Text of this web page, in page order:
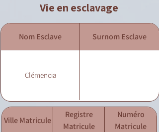
Vie en esclavage
Nom Esclave Surnom Esclave
Clémencia
Ville Matricule
Registre
Matricule
Numéro
Matricule